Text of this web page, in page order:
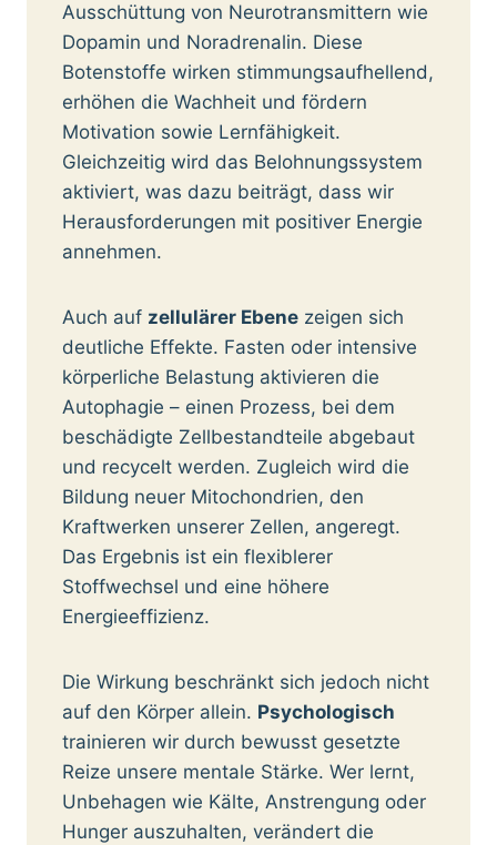
Ausschüttung von Neurotransmittern wie
Dopamin und Noradrenalin. Diese
Botenstoffe wirken stimmungsaufhellend,
erhöhen die Wachheit und fördern
Motivation sowie Lernfähigkeit.
Gleichzeitig wird das Belohnungssystem
aktiviert, was dazu beiträgt, dass wir
Herausforderungen mit positiver Energie
annehmen.
Auch auf zellulärer Ebene zeigen sich
deutliche Effekte. Fasten oder intensive
körperliche Belastung aktivieren die
Autophagie – einen Prozess, bei dem
beschädigte Zellbestandteile abgebaut
und recycelt werden. Zugleich wird die
Bildung neuer Mitochondrien, den
Kraftwerken unserer Zellen, angeregt.
Das Ergebnis ist ein flexiblerer
Stoffwechsel und eine höhere
Energieeffizienz.
Die Wirkung beschränkt sich jedoch nicht
auf den Körper allein. Psychologisch
trainieren wir durch bewusst gesetzte
Reize unsere mentale Stärke. Wer lernt,
Unbehagen wie Kälte, Anstrengung oder
Hunger auszuhalten, verändert die